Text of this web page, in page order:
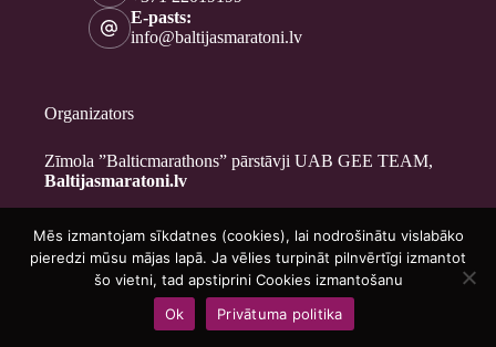
E-pasts:
info@baltijasmaratoni.lv
Organizators
Zīmola ”Balticmarathons” pārstāvji UAB GEE TEAM,
Baltijasmaratoni.lv
Kontakti
Par mums
Brīvprātīgajiem
Privātuma politika
Copyright © 2026 - Baltijasmaratoni.lv
Mēs izmantojam sīkdatnes (cookies), lai nodrošinātu vislabāko
pieredzi mūsu mājas lapā. Ja vēlies turpināt pilnvērtīgi izmantot
šo vietni, tad apstiprini Cookies izmantošanu
Ok
Privātuma politika